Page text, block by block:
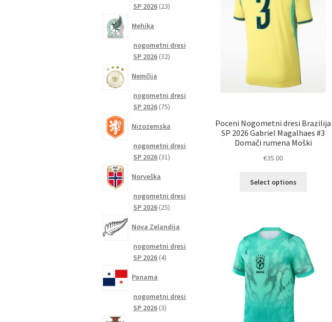
Poceni Nogometni dresi Brazilija
SP 2026 Gabriel Magalhaes #3
Domači rumena Moški
€35.00
Select options
lahko
izberete
na
strani
SP 2026 2323
Mehika
nogometni dresi
SP 2026 3232
Nemčija
nogometni dresi
SP 2026 7575
Nizozemska
nogometni dresi
SP 2026 3131
Norveška
nogometni dresi
SP 2026 2525
Nova Zelandija
nogometni dresi
SP 2026 44
Panama
nogometni dresi
SP 2026 33